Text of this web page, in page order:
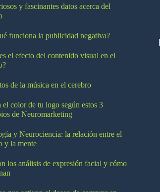
y fascinantes datos acerca del
funciona la publicidad negativa?
el efecto del contenido visual en el
de la música en el cerebro
el color de tu logo según estos 3
de Neuromarketing
y Neurociencia: la relación entre el
y la mente
los análisis de expresión facial y cómo